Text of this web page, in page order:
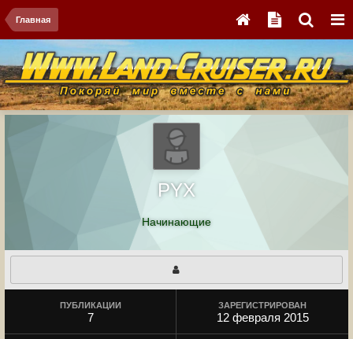
Главная
PYX
Начинающие
ПУБЛИКАЦИИ
7
ЗАРЕГИСТРИРОВАН
12 февраля 2015